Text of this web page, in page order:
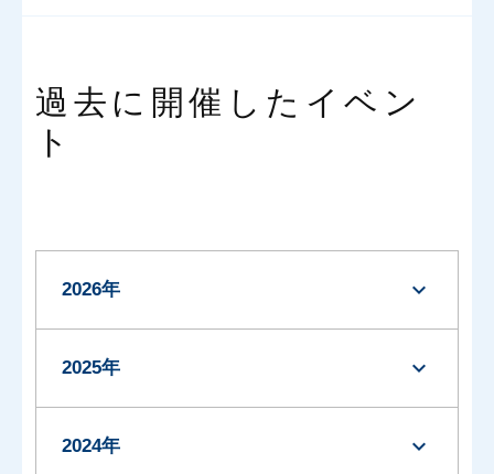
過去に開催したイベン
ト
2026年 expand_more
2025年 expand_more
2024年 expand_more